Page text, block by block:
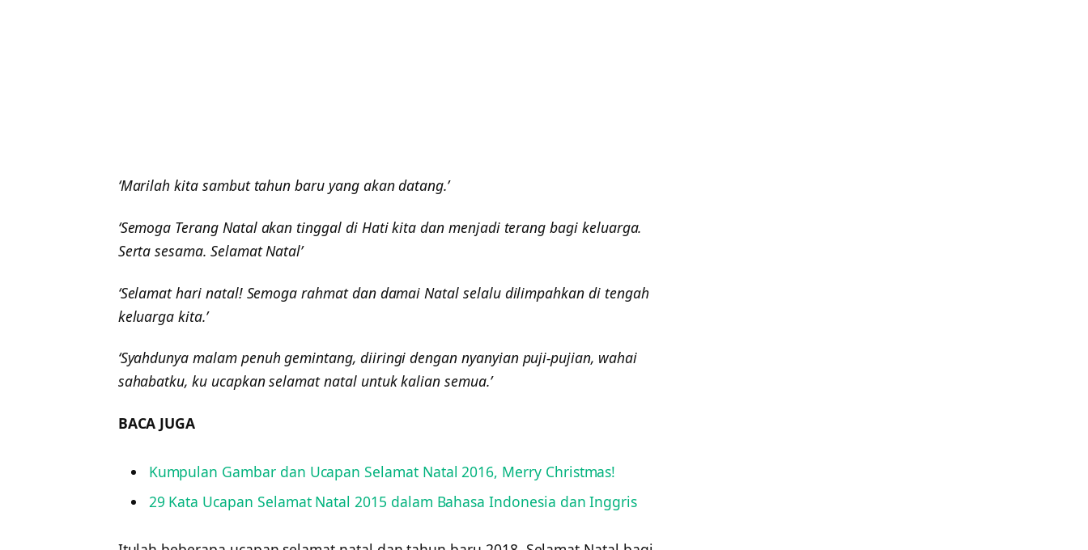
‘Marilah kita sambut tahun baru yang akan datang.’
‘Semoga Terang Natal akan tinggal di Hati kita dan menjadi terang bagi keluarga.
Serta sesama. Selamat Natal’
‘Selamat hari natal! Semoga rahmat dan damai Natal selalu dilimpahkan di tengah
keluarga kita.’
‘Syahdunya malam penuh gemintang, diiringi dengan nyanyian puji-pujian, wahai
sahabatku, ku ucapkan selamat natal untuk kalian semua.’
BACA JUGA
Kumpulan Gambar dan Ucapan Selamat Natal 2016, Merry Christmas!
29 Kata Ucapan Selamat Natal 2015 dalam Bahasa Indonesia dan Inggris